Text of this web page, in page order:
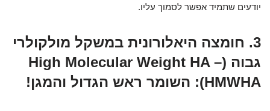
יודעים שתמיד אפשר לסמוך עליו.
3. חומצה היאלורונית במשקל מולקולרי
גבוה (High Molecular Weight HA –
HMWHA): השומר ראש הגדול והמגן!